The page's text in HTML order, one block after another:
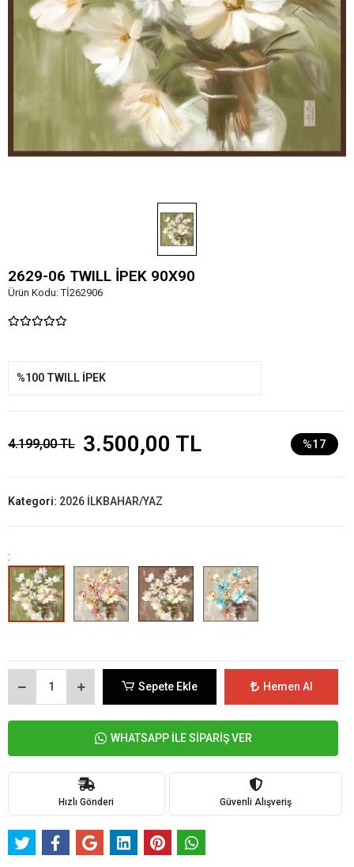
2629-06 TWILL İPEK 90X90
Ürün Kodu:Tİ262906
%100 TWILL İPEK
4.199,00 TL 3.500,00 TL %17
Kategori: 2026 İLKBAHAR/YAZ
:
Sepete Ekle Hemen Al
WHATSAPP İLE SİPARİŞ VER
Hızlı Gönderi Güvenli Alışveriş